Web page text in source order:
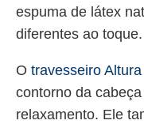
espuma de látex
diferentes ao toque.
O travesseiro
contorno da
relaxamento. Ele